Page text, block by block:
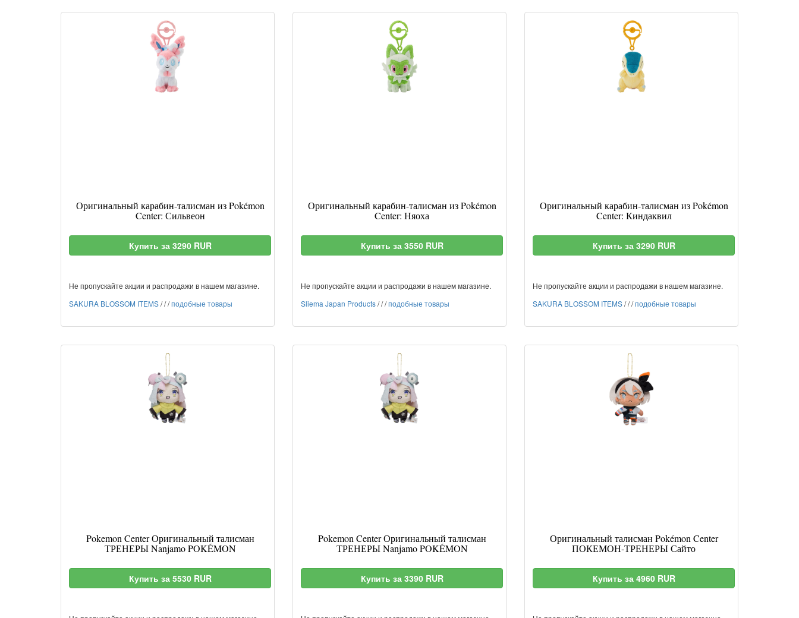
Оригинальный карабин-талисман из Pokémon
Center: Сильвеон
Купить за 3290 RUR
Не пропускайте акции и распродажи в нашем магазине.
SAKURA BLOSSOM ITEMS///подобные товары
Оригинальный карабин-талисман из Pokémon
Center: Няоха
Купить за 3550 RUR
Не пропускайте акции и распродажи в нашем магазине.
Sliema Japan Products///подобные товары
Оригинальный карабин-талисман из Pokémon
Center: Киндаквил
Купить за 3290 RUR
Не пропускайте акции и распродажи в нашем магазине.
SAKURA BLOSSOM ITEMS///подобные товары
Pokemon Center Оригинальный талисман
ТРЕНЕРЫ Nanjamo POKÉMON
Купить за 5530 RUR
Pokemon Center Оригинальный талисман
ТРЕНЕРЫ Nanjamo POKÉMON
Купить за 3390 RUR
Оригинальный талисман Pokémon Center
ПОКЕМОН-ТРЕНЕРЫ Сайто
Купить за 4960 RUR